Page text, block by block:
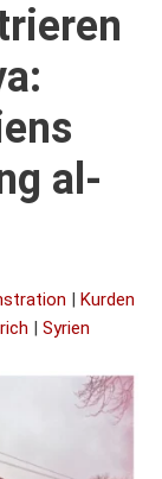
al-
| Kurden
| Syrien